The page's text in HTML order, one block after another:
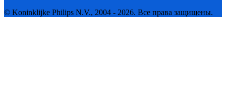
© Koninklijke Philips N.V., 2004 - 2026. Все права защищены.